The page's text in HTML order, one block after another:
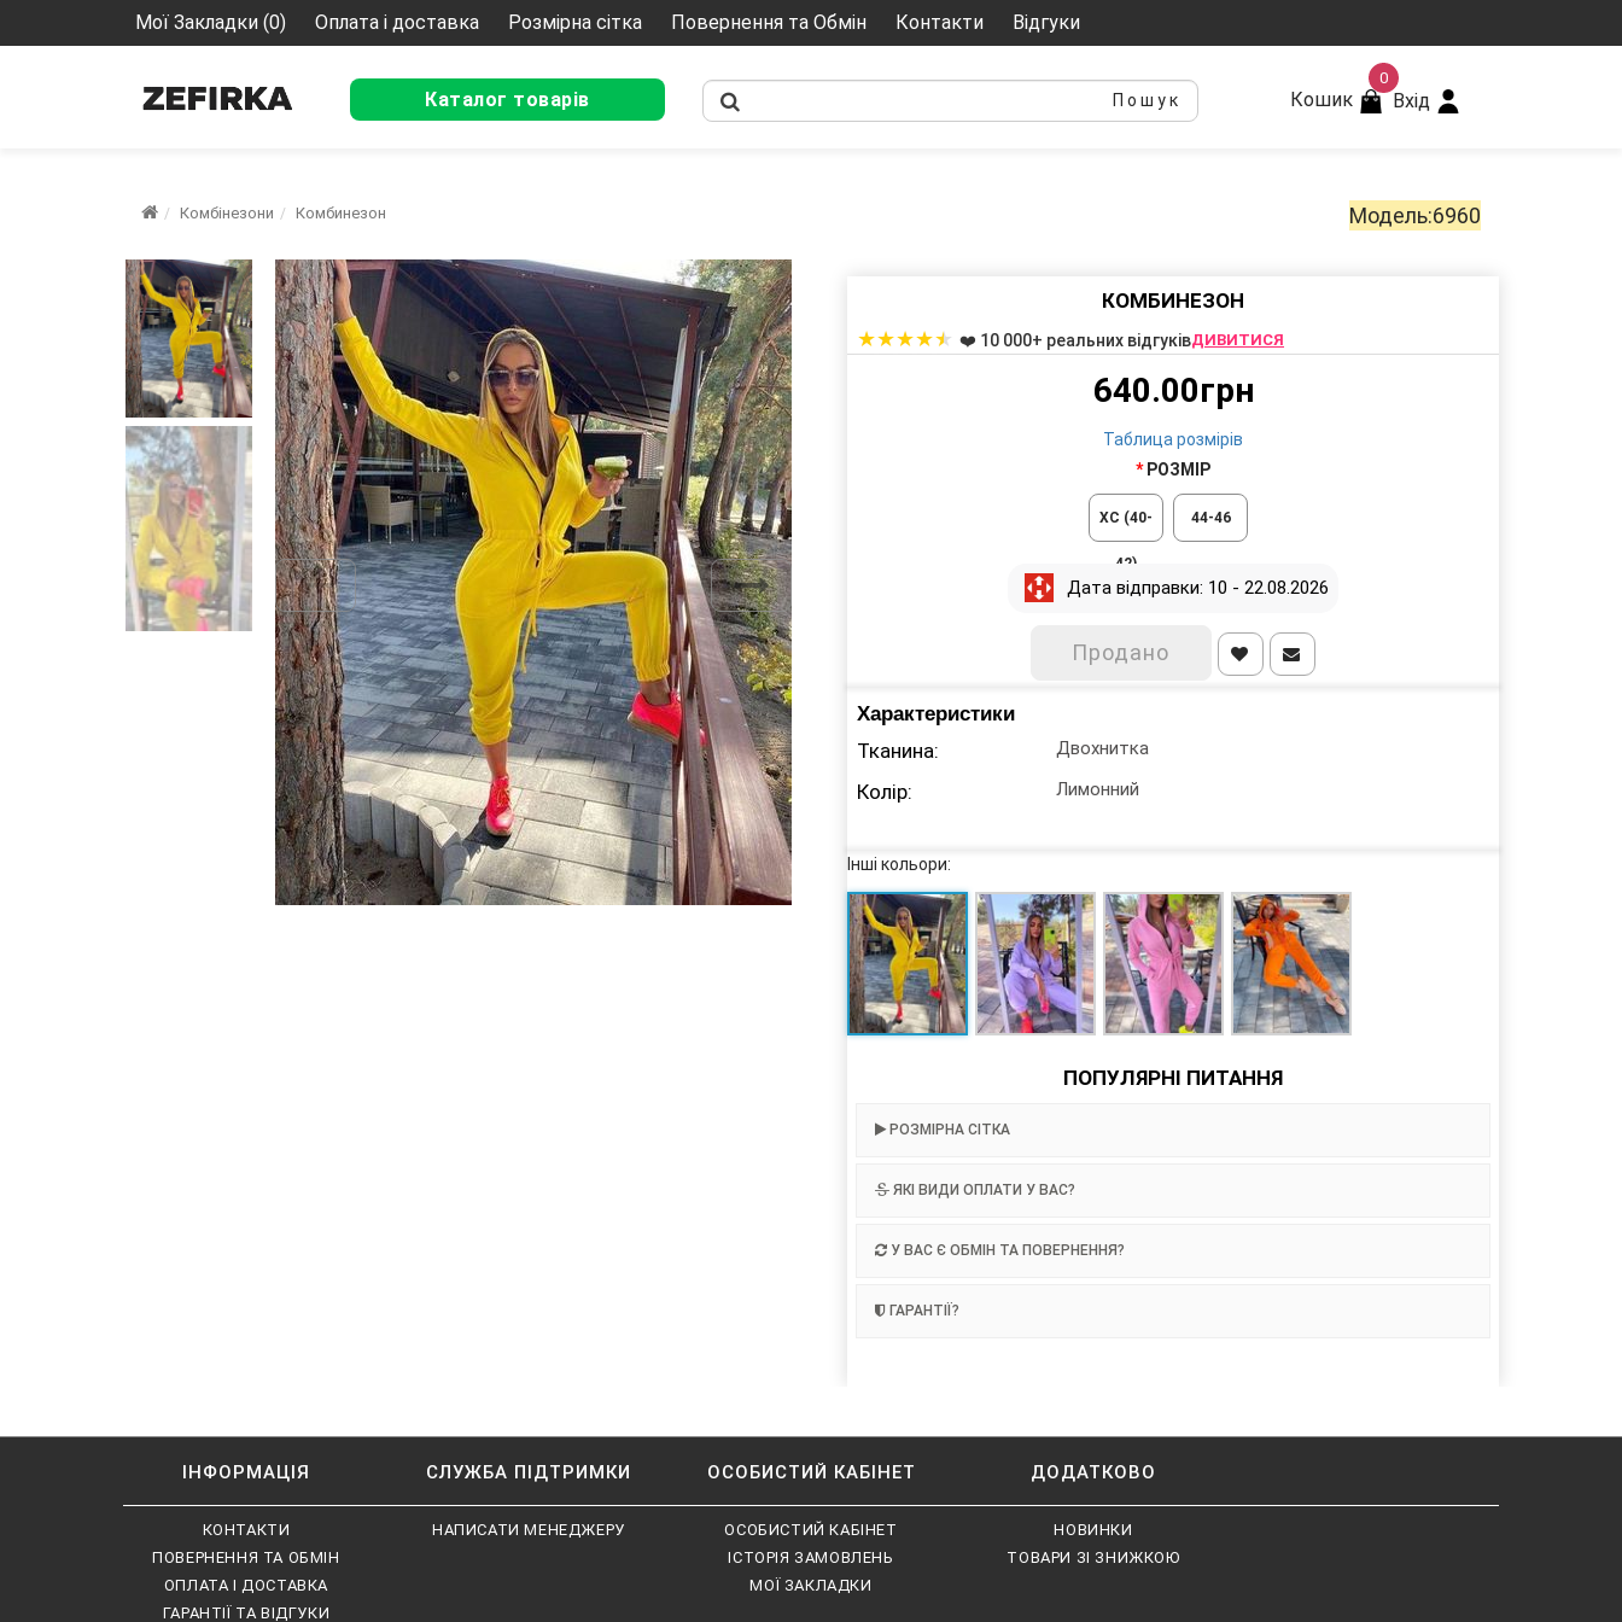
Мої Закладки (0) Оплата і доставка Розмірна сітка Повернення та Обмін Контакти Відгуки
Каталог товарів Пошук Кошик
0
Вхід
Комбінезони Комбинезон Модель:6960
КОМБИНЕЗОН
★★★★★ ❤️ 10 000+ реальних відгуківДИВИТИСЯ
640.00грн
Таблица розмірів
РОЗМІР
ХС (40-
42)
44-46
Дата відправки: 10 - 22.08.2026
Продано
Характеристики
Тканина: Двохнитка
Колір: Лимонний
Інші кольори:
ПОПУЛЯРНІ ПИТАННЯ
РОЗМІРНА СІТКА
ЯКІ ВИДИ ОПЛАТИ У ВАС?
У ВАС Є ОБМІН ТА ПОВЕРНЕННЯ?
ГАРАНТІЇ?
ІНФОРМАЦІЯ
КОНТАКТИ
ПОВЕРНЕННЯ ТА ОБМІН
ОПЛАТА І ДОСТАВКА
ГАРАНТІЇ ТА ВІДГУКИ
СЛУЖБА ПІДТРИМКИ
НАПИСАТИ МЕНЕДЖЕРУ
ОСОБИСТИЙ КАБІНЕТ
ОСОБИСТИЙ КАБІНЕТ
ІСТОРІЯ ЗАМОВЛЕНЬ
МОЇ ЗАКЛАДКИ
ДОДАТКОВО
НОВИНКИ
ТОВАРИ ЗІ ЗНИЖКОЮ